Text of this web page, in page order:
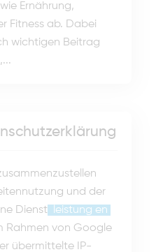
Ernährung,
Fitness ab. Dabei
wichtigen Beitrag
und der
Dienst
leistung en
Rahmen von Google
übermittelte IP-